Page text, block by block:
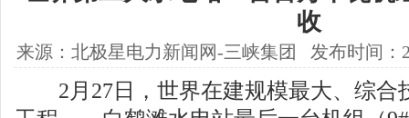
收
来源：北极星电力新闻网-三峡集团 发布时间：
2月27日，世界在建规模最大、综合